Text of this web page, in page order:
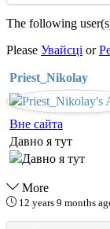
The following
Please Увайсці or
Priest_Nikolay
Вне сайта
Давно я тут
More
12 years 9 months